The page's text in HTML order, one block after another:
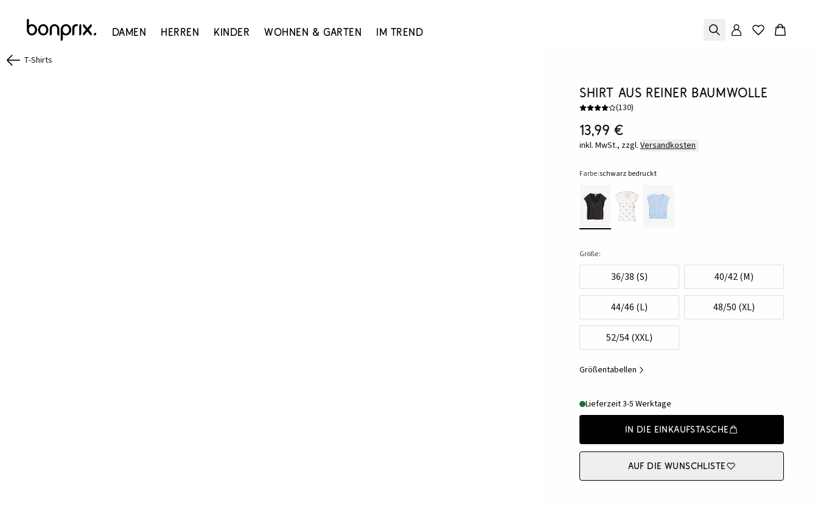
Damen Herren Kinder Wohnen & Garten Im Trend
T-Shirts
Shirt aus reiner Baumwolle
(130)
13,99 €
inkl. MwSt., zzgl. Versandkosten
Farbe:schwarz bedruckt
Größe:
36/38 (S) 40/42 (M)
44/46 (L) 48/50 (XL)
52/54 (XXL)
Größentabellen
Lieferzeit 3-5 Werktage
In die Einkaufstasche
Auf die Wunschliste